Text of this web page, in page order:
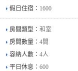
假日住宿： 1600
房間類型： 和室
房間數量： 4間
容納人數： 4人
平日休息： 600